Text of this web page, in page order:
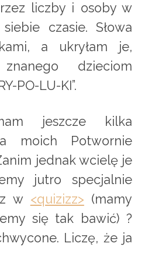
liczby i osoby w
czasie. Słowa
a ukryłam je,
dzieciom
PO-LU-KI”.
jeszcze kilka
moich Potwornie
jednak wcielę je
jutro specjalnie
w <quizizz> (mamy
się tak bawić) ?
Liczę, że ja